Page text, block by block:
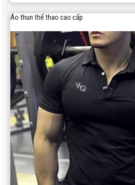
Áo thun thể thao cao cấp